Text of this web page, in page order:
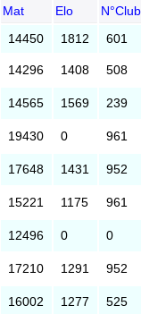
Mat Elo N°Club
14450 1812 601
14296 1408 508
14565 1569 239
19430 0 961
17648 1431 952
15221 1175 961
12496 0 0
17210 1291 952
16002 1277 525